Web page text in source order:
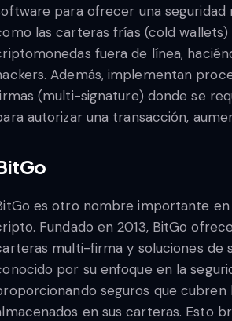
para ofrecer una seguridad
las carteras frías (cold wallets)
fuera de línea,
Además, implementan
(multi-signature) donde se
autorizar una transacción,
es otro nombre importante
Fundado en 2013, BitGo
multi-firma y soluciones de
por su enfoque en la
seguros que cubren
en sus carteras. Esto